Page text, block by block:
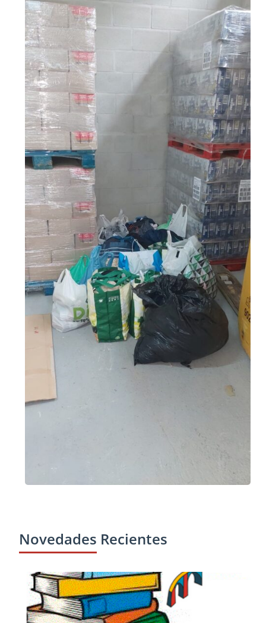
Novedades Recientes